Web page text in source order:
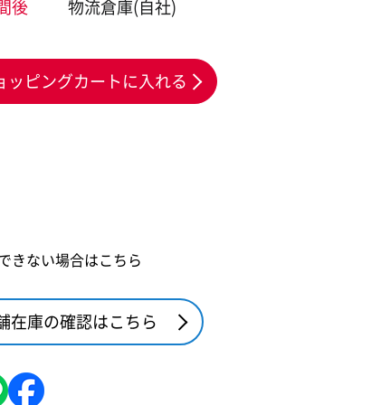
後 物流倉庫(自社)
ッピングカートに入れる
きない場合はこちら
在庫の確認はこちら